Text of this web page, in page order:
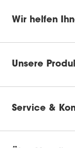
Wir helfen
Unsere
Service &